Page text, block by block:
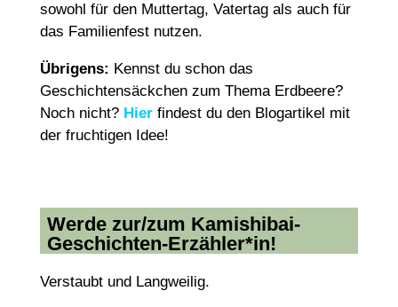
sowohl für den Muttertag, Vatertag als auch für
das Familienfest nutzen.
Übrigens: Kennst du schon das
Geschichtensäckchen zum Thema Erdbeere?
Noch nicht? Hierfindest du den Blogartikel mit
der fruchtigen Idee!
Werde zur/zum Kamishibai-
Geschichten-Erzähler*in!
Verstaubt und Langweilig.